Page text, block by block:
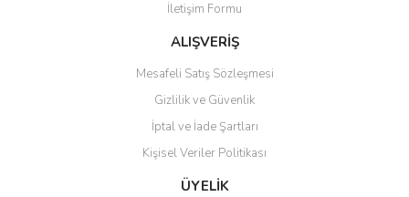
Ürün fiyatı diğer sitelerden daha pahalı.
Bu ürüne benzer farklı alternatifler olmalı.
Gönder
İletişim Formu
ALIŞVERİŞ
Mesafeli Satış Sözleşmesi
Gizlilik ve Güvenlik
İptal ve İade Şartları
Kişisel Veriler Politikası
ÜYELİK